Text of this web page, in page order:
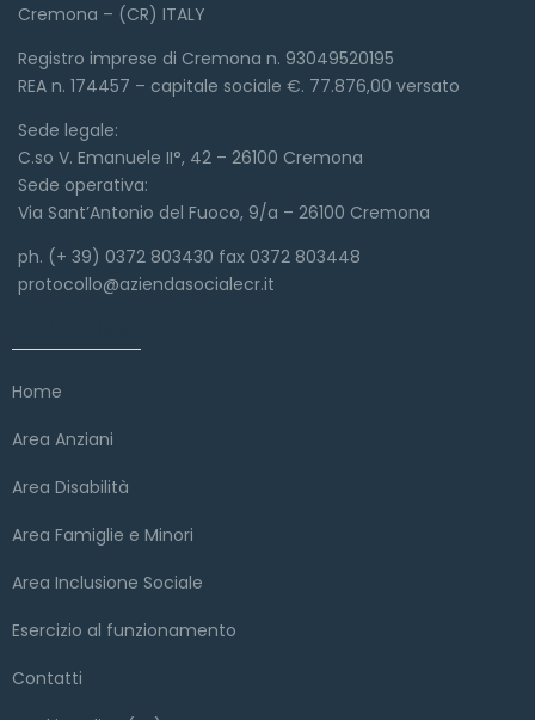
Cremona – (CR) ITALY
Registro imprese di Cremona n. 93049520195
REA n. 174457 – capitale sociale €. 77.876,00 versato
Sede legale:
C.so V. Emanuele II°, 42 – 26100 Cremona
Sede operativa:
Via Sant’Antonio del Fuoco, 9/a – 26100 Cremona
ph. (+ 39) 0372 803430 fax 0372 803448
protocollo@aziendasocialecr.it
Home
Area Anziani
Area Disabilità
Area Famiglie e Minori
Area Inclusione Sociale
Esercizio al funzionamento
Contatti